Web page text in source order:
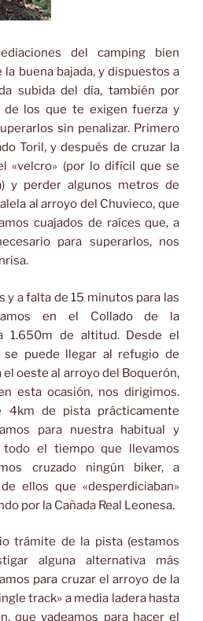
del camping bien
la buena bajada, y dispuestos a
subida del día, también por
de los que te exigen fuerza y
sin penalizar. Primero
Toril, y después de cruzar la
«velcro» (por lo difícil que se
y perder algunos metros de
al arroyo del Chuvieco, que
cuajados de raíces que, a
para superarlos, nos
y a falta de 15 minutos para las
en el Collado de la
1.650m de altitud. Desde el
se puede llegar al refugio de
el oeste al arroyo del Boquerón,
esta ocasión, nos dirigimos.
4km de pista prácticamente
para nuestra habitual y
todo el tiempo que llevamos
cruzado ningún biker, a
ellos que «desperdiciaban»
por la Cañada Real Leonesa.
trámite de la pista (estamos
alguna alternativa más
para cruzar el arroyo de la
track» a media ladera hasta
que vadeamos para hacer el